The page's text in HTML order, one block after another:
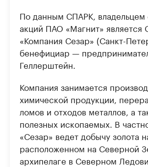
По данным СПАРК,
акций ПАО «Магнит»
«Компания Сезар» (Санкт-
бенефициар —
Геллерштейн.
Компания занимается
химической продукции,
ломов и отходов металлов, а
полезных ископаемых. В
«Сезар» ведет добычу золота
расположенном на Северной
архипелаге в Северном